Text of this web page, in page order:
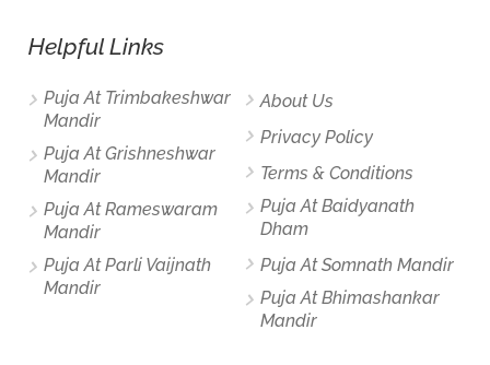
Helpful Links
Puja At Trimbakeshwar
Mandir
Puja At Grishneshwar
Mandir
Puja At Rameswaram
Mandir
Puja At Parli Vaijnath
Mandir
About Us
Privacy Policy
Terms & Conditions
Puja At Baidyanath
Dham
Puja At Somnath Mandir
Puja At Bhimashankar
Mandir